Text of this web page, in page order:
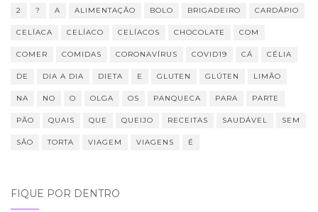
2 ? A ALIMENTAÇÃO BOLO BRIGADEIRO CARDÁPIO
CELÍACA CELÍACO CELÍACOS CHOCOLATE COM
COMER COMIDAS CORONAVÍRUS COVID19 CÁ CÉLIA
DE DIA A DIA DIETA E GLUTEN GLÚTEN LIMÃO
NA NO O OLGA OS PANQUECA PARA PARTE
PÃO QUAIS QUE QUEIJO RECEITAS SAUDÁVEL SEM
SÃO TORTA VIAGEM VIAGENS É
FIQUE POR DENTRO